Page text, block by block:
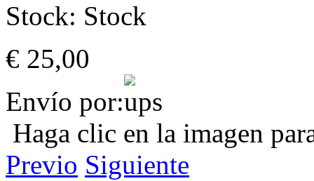
Stock: Stock
€ 25,00
Envío por:
Haga clic en la imagen
Previo Siguiente